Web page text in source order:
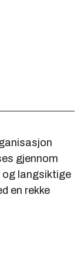
gjennom
og langsiktige
en rekke